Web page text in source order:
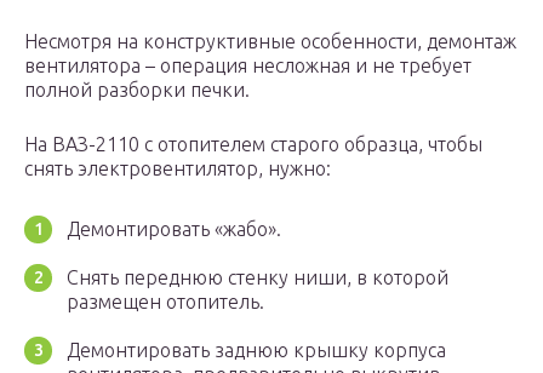
Несмотря на конструктивные особенности, демонтаж
вентилятора – операция несложная и не требует
полной разборки печки.
На ВАЗ-2110 с отопителем старого образца, чтобы
снять электровентилятор, нужно:
Демонтировать «жабо».
Снять переднюю стенку ниши, в которой
размещен отопитель.
Демонтировать заднюю крышку корпуса